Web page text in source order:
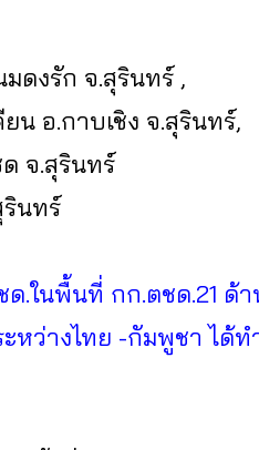
ดงรัก จ.สุรินทร์ ,
น อ.กาบเชิง จ.สุรินทร์,
จ.สุรินทร์
รินทร์
.ในพื้นที่ กก.ตชด.21 ด้
หว่างไทย -กัมพูชา ได้